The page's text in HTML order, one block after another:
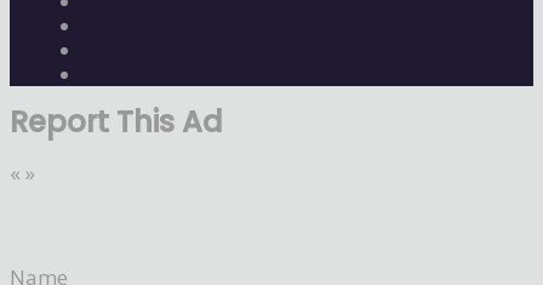
Report This Ad
« »
Name